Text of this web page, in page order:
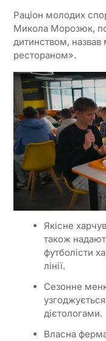
Раціон молодих
Микола Морозюк,
дитинством,
рестораном».
Якісне
також
футболісти
лінії.
Сезонне
дієтологами.
Власна